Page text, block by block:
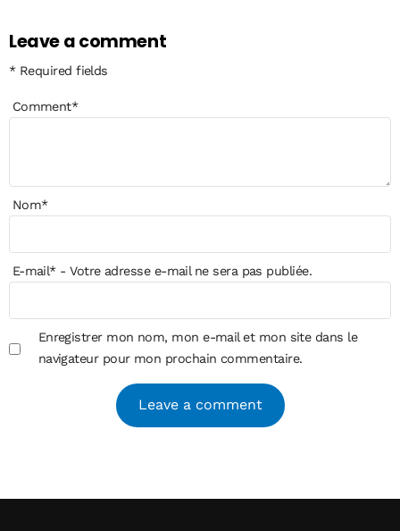
Leave a comment
* Required fields
Comment*
Nom*
E-mail*- Votre adresse e-mail ne sera pas publiée.
Enregistrer mon nom, mon e-mail et mon site dans le
navigateur pour mon prochain commentaire.